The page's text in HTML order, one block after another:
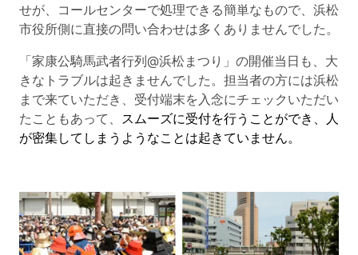
せが、コールセンターで処理できる簡単なもので、浜松
市役所側に直接の問い合わせは多くありませんでした。
「家康公騎馬武者行列@浜松まつり」の開催当日も、大
きなトラブルは起きませんでした。担当者の方には浜松
まで来ていただき、受付端末を入念にチェックいただい
たこともあって、 スムーズに受付を行うことができ、人
が密集してしまうようなことは起きていません。